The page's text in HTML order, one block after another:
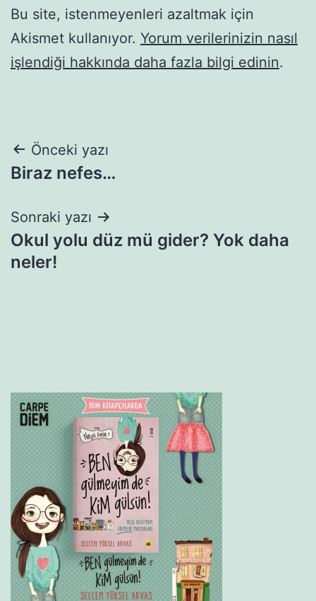
Bu site, istenmeyenleri azaltmak için
Akismet kullanıyor. Yorum verilerinizin nasıl
işlendiği hakkında daha fazla bilgi edinin.
Yazı
gezinmesi
Önceki yazı
Biraz nefes…
Sonraki yazı
Okul yolu düz mü gider? Yok daha
neler!